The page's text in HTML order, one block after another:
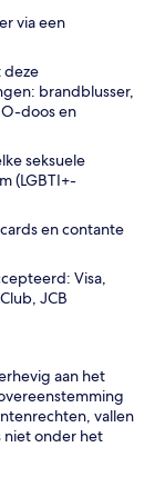
via een
deze
brandblusser,
doos en
seksuele
(LGBTI+-
en contante
Visa,
JCB
aan het
vallen
niet onder het